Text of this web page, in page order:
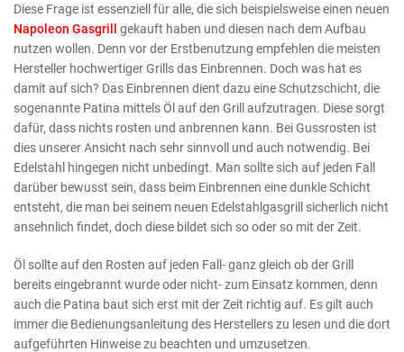
Diese Frage ist essenziell für alle, die sich beispielsweise einen neuen
Napoleon Gasgrill
gekauft haben und diesen nach dem Aufbau
nutzen wollen. Denn vor der Erstbenutzung empfehlen die meisten
Hersteller hochwertiger Grills das Einbrennen. Doch was hat es
damit auf sich? Das Einbrennen dient dazu eine Schutzschicht, die
sogenannte Patina mittels Öl auf den Grill aufzutragen. Diese sorgt
dafür, dass nichts rosten und anbrennen kann. Bei Gussrosten ist
dies unserer Ansicht nach sehr sinnvoll und auch notwendig. Bei
Edelstahl hingegen nicht unbedingt. Man sollte sich auf jeden Fall
darüber bewusst sein, dass beim Einbrennen eine dunkle Schicht
entsteht, die man bei seinem neuen Edelstahlgasgrill sicherlich nicht
ansehnlich findet, doch diese bildet sich so oder so mit der Zeit.
Öl sollte auf den Rosten auf jeden Fall- ganz gleich ob der Grill
bereits eingebrannt wurde oder nicht- zum Einsatz kommen, denn
auch die Patina baut sich erst mit der Zeit richtig auf. Es gilt auch
immer die Bedienungsanleitung des Herstellers zu lesen und die dort
aufgeführten Hinweise zu beachten und umzusetzen.